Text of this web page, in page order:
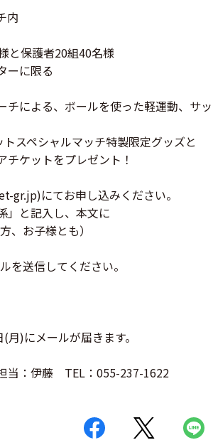
内
と保護者20組40名様
に限る
チによる、ボールを使った軽運動、サ
スペシャルマッチ特製限定グッズと
ケットをプレゼント！
にてお申し込みください。
記入し、本文に
子様とも）
信してください。
)にメールが届きます。
当：伊藤 TEL：055-237-1622